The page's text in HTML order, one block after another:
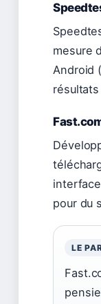
mesure
Android (
pour du
LE